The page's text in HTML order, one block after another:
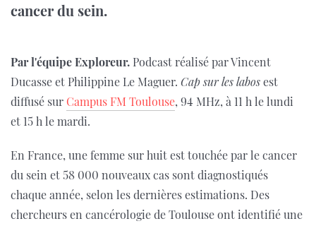
cancer du sein.
Par l'équipe Exploreur. Podcast réalisé par Vincent
Ducasse et Philippine Le Maguer. Cap sur les labosest
diffusé sur Campus FM Toulouse, 94 MHz, à 11 h le lundi
et 15 h le mardi.
En France, une femme sur huit est touchée par le cancer
du sein et 58 000 nouveaux cas sont diagnostiqués
chaque année, selon les dernières estimations. Des
chercheurs en cancérologie de Toulouse ont identifié une